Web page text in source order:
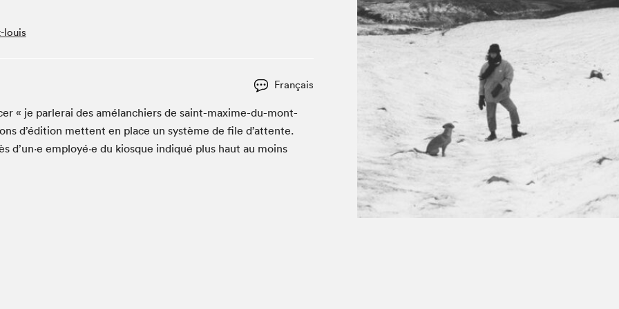
Le Salon dans ta classe
Liseur Public
Matinées scolaires Hydro-Québec
À propos du Salon
Liste des exposant·e·s
louis
Français
« je par­lerai des amélanchiers de saint-maxime-du-mont-
d’édi­tion met­tent en place un sys­tème de file d’at­tente.
d’un·e employé·e du kiosque indiqué plus haut au moins